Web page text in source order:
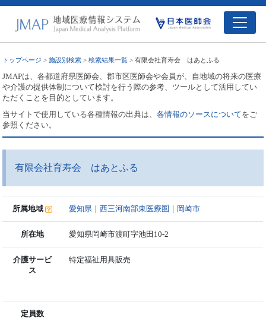
トップページ >施設別検索 >検索結果一覧 > 有限会社育寿会 はあとふる
JMAPは、各都道府県医師会、郡市区医師会や会員が、自地域の将来の医療
や介護の提供体制について検討を行う際の参考、ツールとして活用してい
ただくことを目的としています。
当サイトで使用している各種情報の出典は、各情報のソースについてをご
参照ください。
有限会社育寿会 はあとふる
所属地域 愛知県 ｜西三河南部東医療圏 ｜ 岡崎市
所在地 愛知県岡崎市渡町字池田10-2
介護サービ
ス
特定福祉用具販売
定員数